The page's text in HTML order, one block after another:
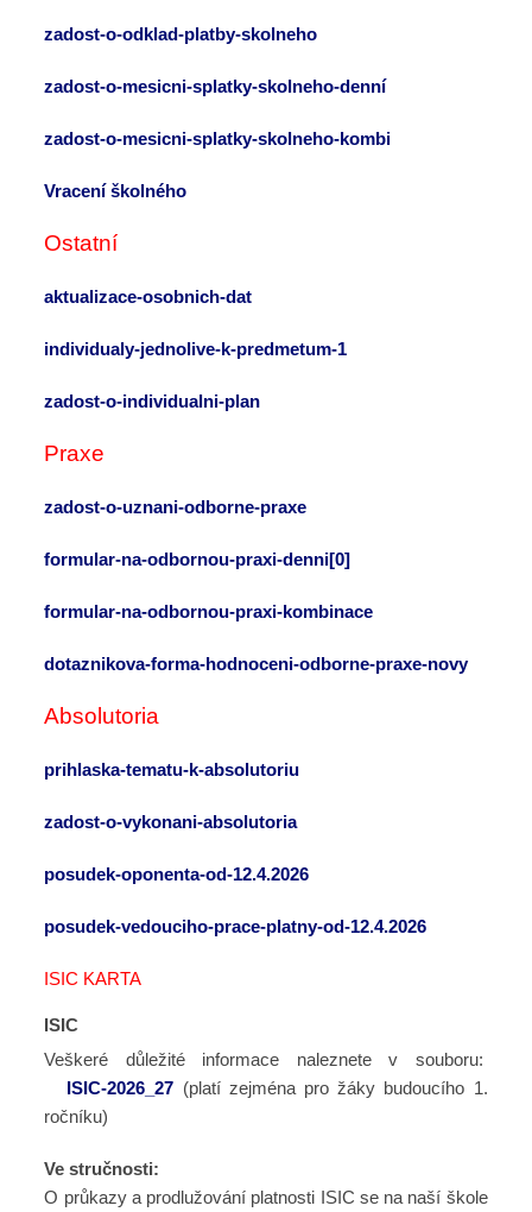
zadost-o-odklad-platby-skolneho
zadost-o-mesicni-splatky-skolneho-denní
zadost-o-mesicni-splatky-skolneho-kombi
Vracení školného
Ostatní
aktualizace-osobnich-dat
individualy-jednolive-k-predmetum-1
zadost-o-individualni-plan
Praxe
zadost-o-uznani-odborne-praxe
formular-na-odbornou-praxi-denni[0]
formular-na-odbornou-praxi-kombinace
dotaznikova-forma-hodnoceni-odborne-praxe-novy
Absolutoria
prihlaska-tematu-k-absolutoriu
zadost-o-vykonani-absolutoria
posudek-oponenta-od-12.4.2026
posudek-vedouciho-prace-platny-od-12.4.2026
ISIC KARTA
ISIC
Veškeré důležité informace naleznete v souboru:
ISIC-2026_27 (platí zejména pro žáky budoucího 1.
ročníku)
Ve stručnosti:
O průkazy a prodlužování platnosti ISIC se na naší škole